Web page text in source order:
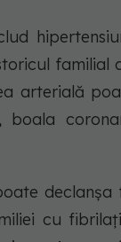
arterială
boala
cu